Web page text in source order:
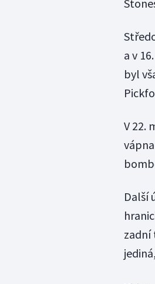
a v
byl
V 22.
Další
zadní